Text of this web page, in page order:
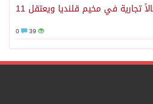
الاحتلال يهدم محالاً تجارية في مخيم قلنديا ويعتقل 11
39